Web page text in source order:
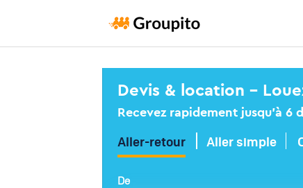
Devis & location –
Recevez rapidement jusqu’à
Aller-retour Aller simple
De